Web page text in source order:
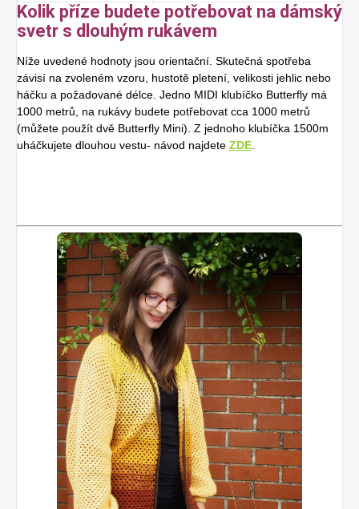
Kolik příze budete potřebovat na dámský
svetr s dlouhým rukávem
Níže uvedené hodnoty jsou orientační. Skutečná spotřeba
závisí na zvoleném vzoru, hustotě pletení, velikosti jehlic nebo
háčku a požadované délce. Jedno MIDI klubíčko Butterfly má
1000 metrů, na rukávy budete potřebovat cca 1000 metrů
(můžete použít dvě Butterfly Mini). Z jednoho klubíčka 1500m
uháčkujete dlouhou vestu- návod najdete ZDE